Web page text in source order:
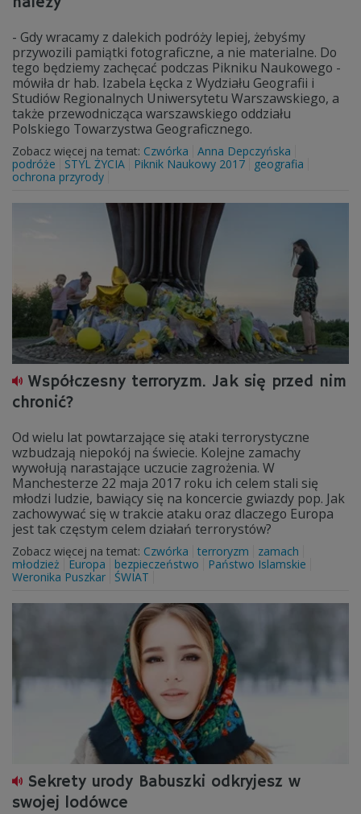
- Gdy wracamy z dalekich podróży lepiej, żebyśmy
przywozili pamiątki fotograficzne, a nie materialne. Do
tego będziemy zachęcać podczas Pikniku Naukowego -
mówiła dr hab. Izabela Łęcka z Wydziału Geografii i
Studiów Regionalnych Uniwersytetu Warszawskiego, a
także przewodnicząca warszawskiego oddziału
Polskiego Towarzystwa Geograficznego.
Zobacz więcej na temat: Czwórka
Anna Depczyńska
podróże
STYL ŻYCIA Piknik Naukowy 2017
geografia
ochrona przyrody
Współczesny terroryzm. Jak się przed nim
chronić?
Od wielu lat powtarzające się ataki terrorystyczne
wzbudzają niepokój na świecie. Kolejne zamachy
wywołują narastające uczucie zagrożenia. W
Manchesterze 22 maja 2017 roku ich celem stali się
młodzi ludzie, bawiący się na koncercie gwiazdy pop. Jak
zachowywać się w trakcie ataku oraz dlaczego Europa
jest tak częstym celem działań terrorystów?
Zobacz więcej na temat: Czwórka terroryzm
zamach
młodzież
Europa bezpieczeństwo
Państwo Islamskie
Weronika Puszkar ŚWIAT
Sekrety urody Babuszki odkryjesz w
swojej lodówce